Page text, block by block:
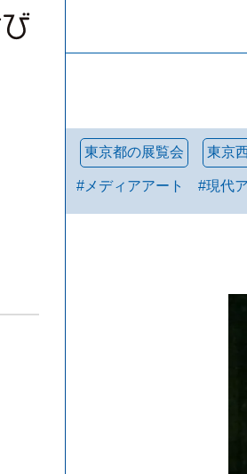
東京都の展覧会 東京
# メディアアート #現代